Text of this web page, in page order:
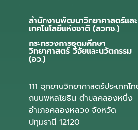
สำนักงานพัฒนาวิทยาศาสตร์และ
เทคโนโลยีแห่งชาติ (สวทช.)
กระทรวงการอุดมศึกษา
วิทยาศาสตร์ วิจัยและนวัตกรรม
(อว.)
111 อุทยานวิทยาศาสตร์ประเทศไท
ถนนพหลโยธิน ตำบลคลองหนึ่ง
อำเภอคลองหลวง จังหวัด
ปทุมธานี 12120